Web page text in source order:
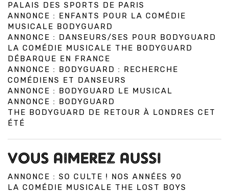
PALAIS DES SPORTS DE PARIS
ANNONCE : ENFANTS POUR LA COMÉDIE
MUSICALE BODYGUARD
ANNONCE : DANSEURS/SES POUR BODYGUARD
LA COMÉDIE MUSICALE THE BODYGUARD
DÉBARQUE EN FRANCE
ANNONCE : BODYGUARD : RECHERCHE
COMÉDIENS ET DANSEURS
ANNONCE : BODYGUARD LE MUSICAL
ANNONCE : BODYGUARD
THE BODYGUARD DE RETOUR À LONDRES CET
ÉTÉ
VOUS AIMEREZ AUSSI
ANNONCE : SO CULTE ! NOS ANNÉES 90
LA COMÉDIE MUSICALE THE LOST BOYS